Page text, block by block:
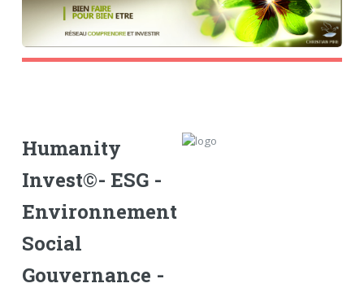
Humanity
Invest©- ESG -
Environnement
Social
Gouvernance -